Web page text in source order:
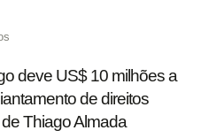
deve US$ 10 milhões a
de direitos
Thiago Almada